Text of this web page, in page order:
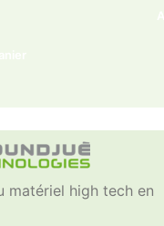
matériel high tech en